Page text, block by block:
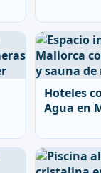
Hoteles
Agua en